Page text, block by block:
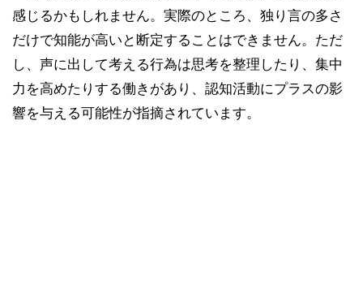
感じるかもしれません。実際のところ、独り言の多さ
だけで知能が高いと断定することはできません。ただ
し、声に出して考える行為は思考を整理したり、集中
力を高めたりする働きがあり、認知活動にプラスの影
響を与える可能性が指摘されています。